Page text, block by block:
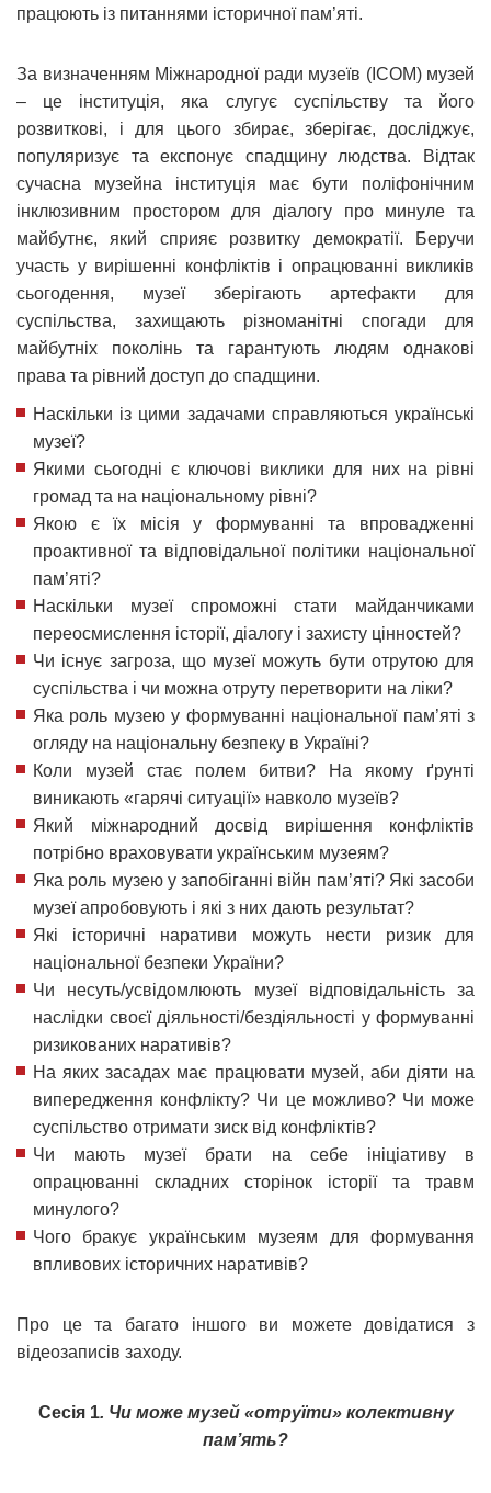
працюють із питаннями історичної пам’яті.
За визначенням Міжнародної ради музеїв (ІСОМ) музей
– це інституція, яка слугує суспільству та його
розвиткові, і для цього збирає, зберігає, досліджує,
популяризує та експонує спадщину людства. Відтак
сучасна музейна інституція має бути поліфонічним
інклюзивним простором для діалогу про минуле та
майбутнє, який сприяє розвитку демократії. Беручи
участь у вирішенні конфліктів і опрацюванні викликів
сьогодення, музеї зберігають артефакти для
суспільства, захищають різноманітні спогади для
майбутніх поколінь та гарантують людям однакові
права та рівний доступ до спадщини.
Наскільки із цими задачами справляються українські
музеї?
Якими сьогодні є ключові виклики для них на рівні
громад та на національному рівні?
Якою є їх місія у формуванні та впровадженні
проактивної та відповідальної політики національної
пам’яті?
Наскільки музеї спроможні стати майданчиками
переосмислення історії, діалогу і захисту цінностей?
Чи існує загроза, що музеї можуть бути отрутою для
суспільства і чи можна отруту перетворити на ліки?
Яка роль музею у формуванні національної пам’яті з
огляду на національну безпеку в Україні?
Коли музей стає полем битви? На якому ґрунті
виникають «гарячі ситуації» навколо музеїв?
Який міжнародний досвід вирішення конфліктів
потрібно враховувати українським музеям?
Яка роль музею у запобіганні війн пам’яті? Які засоби
музеї апробовують і які з них дають результат?
Які історичні наративи можуть нести ризик для
національної безпеки України?
Чи несуть/усвідомлюють музеї відповідальність за
наслідки своєї діяльності/бездіяльності у формуванні
ризикованих наративів?
На яких засадах має працювати музей, аби діяти на
випередження конфлікту? Чи це можливо? Чи може
суспільство отримати зиск від конфліктів?
Чи мають музеї брати на себе ініціативу в
опрацюванні складних сторінок історії та травм
минулого?
Чого бракує українським музеям для формування
впливових історичних наративів?
Про це та багато іншого ви можете довідатися з
відеозаписів заходу.
Сесія 1. Чи може музей «отруїти» колективну
пам’ять?